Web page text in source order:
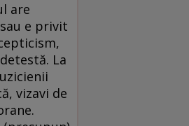
are
e privit
La
vizavi de